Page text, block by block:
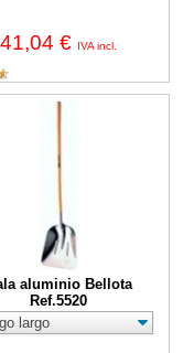
41,04 € IVA incl.
Ref.5502 MA
aluminio Bellota
Ref.5520
Bellota Ref.5520